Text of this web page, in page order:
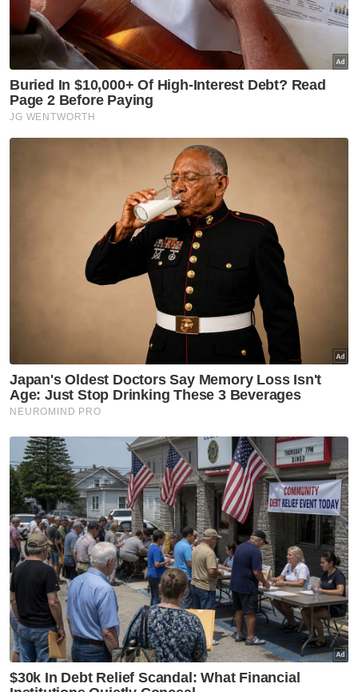
Muat turun aplikasi Sinar Harian.
Harap bantu kajian selidik kami dan
dapatkan baucar tunai.
Berapakah umur anda?
Kurang daripada 18 tahun 18 - 24 tahun
35 - 44 tahun
55 - 64 tahun
65 tahun dan ke atas
Masuk | Daftar VPoints:0
Zayn Rayyan
JKM
Adik Zayn Rayyan
Artikel Disyorkan